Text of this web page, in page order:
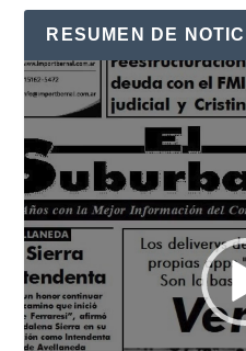
RESUMEN DE
Reproductor
de
vídeo